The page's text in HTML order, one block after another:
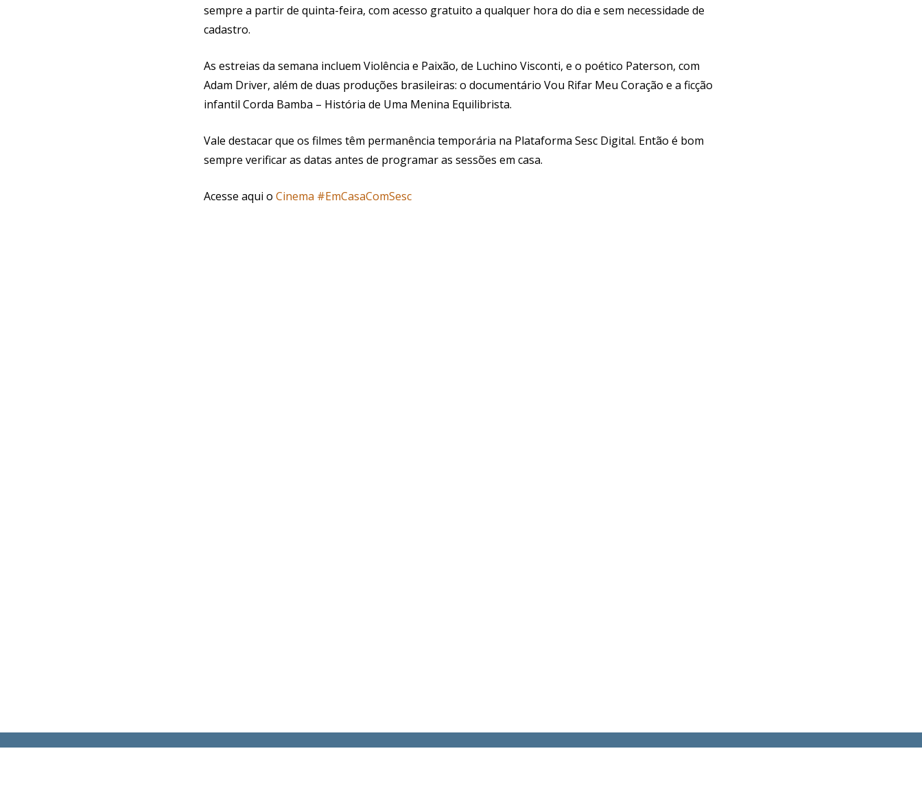
sempre a partir de quinta-feira, com acesso gratuito a qualquer hora do dia e sem necessidade de
cadastro.
As estreias da semana incluem Violência e Paixão, de Luchino Visconti, e o poético Paterson, com
Adam Driver, além de duas produções brasileiras: o documentário Vou Rifar Meu Coração e a ficção
infantil Corda Bamba – História de Uma Menina Equilibrista.
Vale destacar que os filmes têm permanência temporária na Plataforma Sesc Digital. Então é bom
sempre verificar as datas antes de programar as sessões em casa.
Acesse aqui o Cinema #EmCasaComSesc